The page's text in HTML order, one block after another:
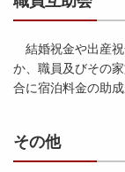
結婚祝金や出産祝
か、職員及びその
合に宿泊料金の助成
その他